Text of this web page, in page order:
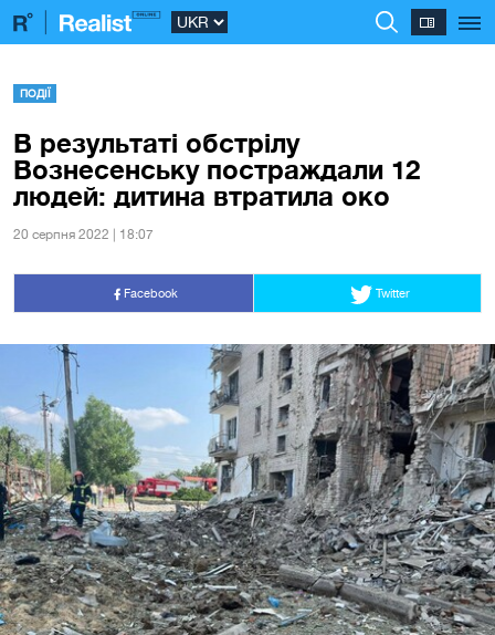
ПОДІЇ
В результаті обстрілу
Вознесенську постраждали 12
людей: дитина втратила око
20 серпня 2022 | 18:07
Facebook Twitter